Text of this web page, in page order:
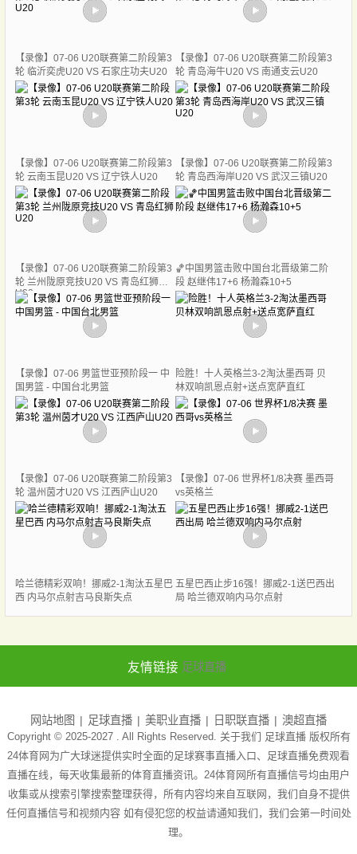
【录像】07-06 U20联赛第二阶段第3
轮 临沂奕虎U20 VS 石家庄功夫U20
【录像】07-06 U20联赛第二阶段第3
轮 青岛海牛U20 VS 南通支云U20
【录像】07-06 U20联赛第二阶段第3
轮 云南玉昆U20 VS 辽宁铁人U20
【录像】07-06 U20联赛第二阶段第3
轮 青岛西海岸U20 VS 武汉三镇U20
【录像】07-06 U20联赛第二阶段第3
轮 兰州陇原竞技U20 VS 青岛红狮
U20
🏀中国男篮击败中国台北晋级第二阶
段 赵继伟17+6 杨瀚森10+5
【录像】07-06 男篮世亚预阶段一 中
国男篮 - 中国台北男篮
险胜！十人英格兰3-2淘汰墨西哥 贝
林双响凯恩点射+送点宽萨直红
【录像】07-06 U20联赛第二阶段第3
轮 温州茵才U20 VS 江西庐山U20
【录像】07-06 世界杯1/8决赛 墨西哥
vs英格兰
哈兰德精彩双响！挪威2-1淘汰五星巴
西 内马尔点射吉马良斯失点
五星巴西止步16强！挪威2-1送巴西出
局 哈兰德双响内马尔点射
友情链接 足球直播
网站地图 足球直播 美职业直播 日职联直播 澳超直播
Copyright © 2025-2027 . All Rights Reserved. 关于我们 足球直播版权所有
24体育网为广大球迷提供实时全面的足球赛事直播入口、足球直播免费观看
直播在线，每天收集最新的体育直播资讯。24体育网所有直播信号均由用户
收集或从搜索引擎搜索整理获得，所有内容均来自互联网，我们自身不提供
任何直播信号和视频内容 如有侵犯您的权益请通知我们，我们会第一时间处
理。